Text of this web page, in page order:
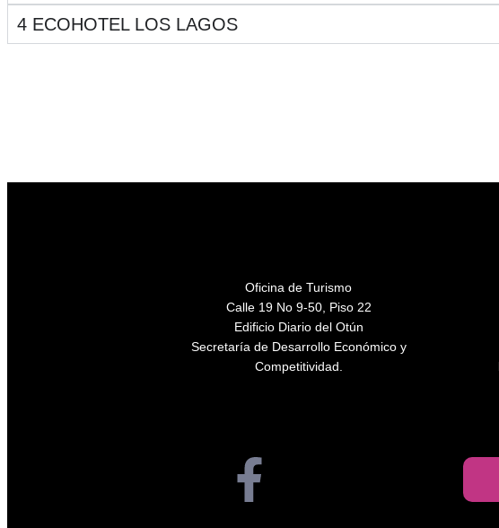
4 ECOHOTEL LOS LAGOS
Oficina de Turismo
Calle 19 No 9-50, Piso 22
Edificio Diario del Otún
Secretaría de Desarrollo Económico y
Competitividad.